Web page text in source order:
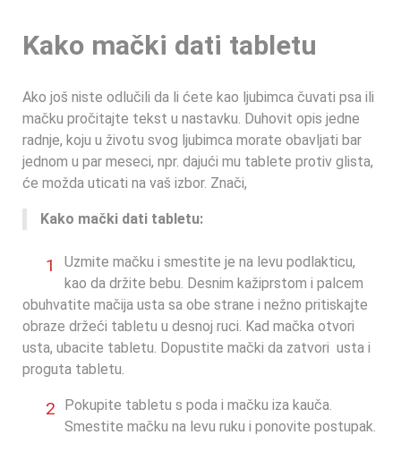
Kako mački dati tabletu
Ako još niste odlučili da li ćete kao ljubimca čuvati psa ili
mačku pročitajte tekst u nastavku. Duhovit opis jedne
radnje, koju u životu svog ljubimca morate obavljati bar
jednom u par meseci, npr. dajući mu tablete protiv glista,
će možda uticati na vaš izbor. Znači,
Kako mački dati tabletu:
1
Uzmite mačku i smestite je na levu podlakticu,
kao da držite bebu. Desnim kažiprstom i palcem
obuhvatite mačija usta sa obe strane i nežno pritiskajte
obraze držeći tabletu u desnoj ruci. Kad mačka otvori
usta, ubacite tabletu. Dopustite mački da zatvori usta i
proguta tabletu.
2
Pokupite tabletu s poda i mačku iza kauča.
Smestite mačku na levu ruku i ponovite postupak.